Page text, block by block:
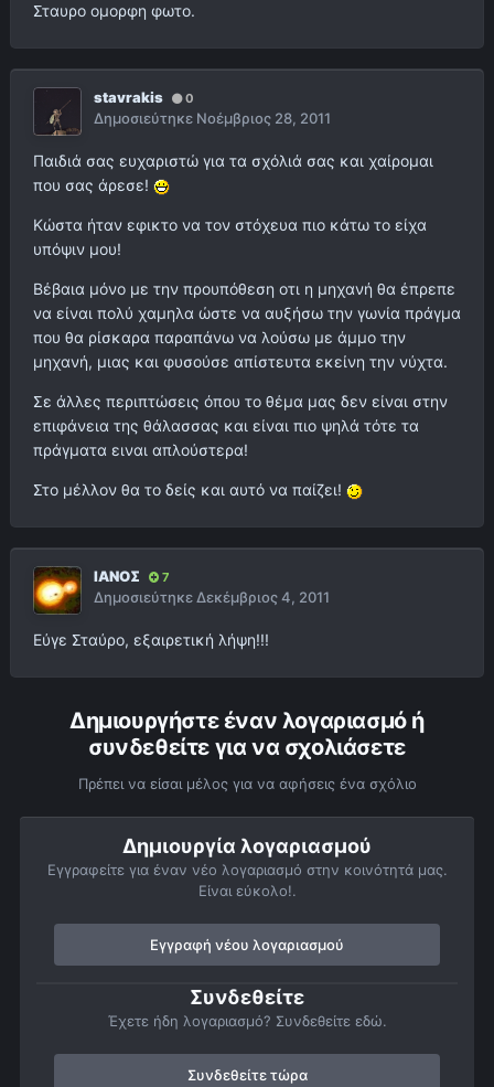
Σταυρο ομορφη φωτο.
stavrakis 0
Δημοσιεύτηκε Νοέμβριος 28, 2011
Παιδιά σας ευχαριστώ για τα σχόλιά σας και χαίρομαι
που σας άρεσε!
Κώστα ήταν εφικτο να τον στόχευα πιο κάτω το είχα
υπόψιν μου!
Βέβαια μόνο με την προυπόθεση οτι η μηχανή θα έπρεπε
να είναι πολύ χαμηλα ώστε να αυξήσω την γωνία πράγμα
που θα ρίσκαρα παραπάνω να λούσω με άμμο την
μηχανή, μιας και φυσούσε απίστευτα εκείνη την νύχτα.
Σε άλλες περιπτώσεις όπου το θέμα μας δεν είναι στην
επιφάνεια της θάλασσας και είναι πιο ψηλά τότε τα
πράγματα ειναι απλούστερα!
Στο μέλλον θα το δείς και αυτό να παίζει!
ΙΑΝΟΣ 7
ΔημοσιεύτηκεΔεκέμβριος 4, 2011
Εύγε Σταύρο, εξαιρετική λήψη!!!
Δημιουργήστε έναν λογαριασμό ή
συνδεθείτε για να σχολιάσετε
Πρέπει να είσαι μέλος για να αφήσεις ένα σχόλιο
Δημιουργία λογαριασμού
Εγγραφείτε για έναν νέο λογαριασμό στην κοινότητά μας.
Είναι εύκολο!.
Εγγραφή νέου λογαριασμού
Συνδεθείτε
Έχετε ήδη λογαριασμό? Συνδεθείτε εδώ.
Συνδεθείτε τώρα